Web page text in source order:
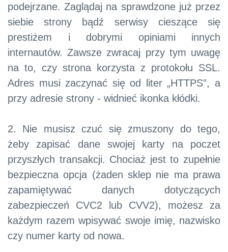
podejrzane. Zaglądaj na sprawdzone już przez
siebie strony bądź serwisy cieszące się
prestiżem i dobrymi opiniami innych
internautów. Zawsze zwracaj przy tym uwagę
na to, czy strona korzysta z protokołu SSL.
Adres musi zaczynać się od liter „HTTPS”, a
przy adresie strony - widnieć ikonka kłódki.
2. Nie musisz czuć się zmuszony do tego,
żeby zapisać dane swojej karty na poczet
przyszłych transakcji. Chociaż jest to zupełnie
bezpieczna opcja (żaden sklep nie ma prawa
zapamiętywać danych dotyczących
zabezpieczeń CVC2 lub CVV2), możesz za
każdym razem wpisywać swoje imię, nazwisko
czy numer karty od nowa.